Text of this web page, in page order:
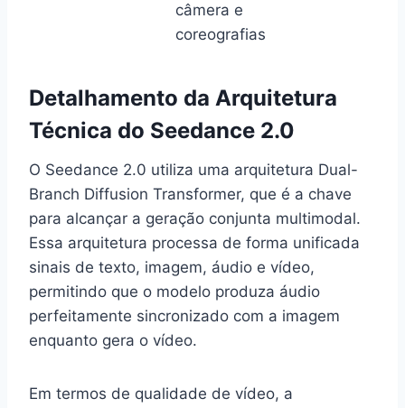
câmera e
coreografias
Detalhamento da Arquitetura
Técnica do Seedance 2.0
O Seedance 2.0 utiliza uma arquitetura Dual-
Branch Diffusion Transformer, que é a chave
para alcançar a geração conjunta multimodal.
Essa arquitetura processa de forma unificada
sinais de texto, imagem, áudio e vídeo,
permitindo que o modelo produza áudio
perfeitamente sincronizado com a imagem
enquanto gera o vídeo.
Em termos de qualidade de vídeo, a